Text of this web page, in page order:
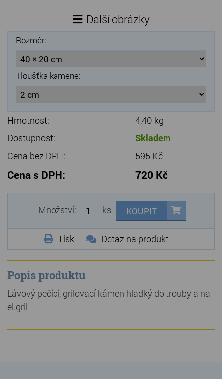
Gabiony, gabionový kámen
Další obrázky
Rozměr:
Tloušťka kamene:
Hmotnost:
4,40 kg
Dostupnost:
Skladem
Cena bez DPH:
595 Kč
Cena s DPH: 720 Kč
Množství: ks KOUPIT
Tisk Dotaz na produkt
Popis produktu
Lávový pečící, grilovací kámen hladký do trouby a na
el.gril